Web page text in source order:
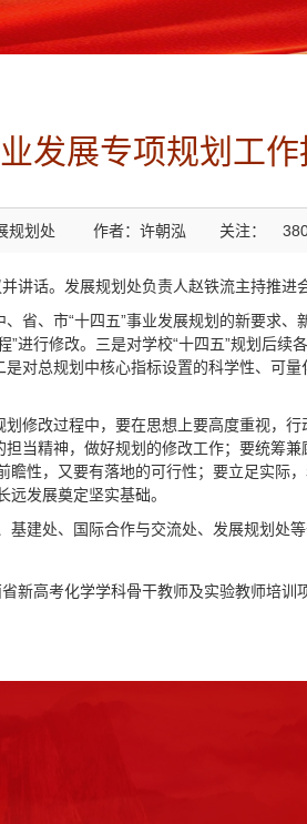
发展专项规划工
规划处 作者：许朝泓 关注：
讲话。发展规划处负责人赵铁流主持推进会
省、市“十四五”事业发展规划的新要求
进行修改。三是对学校“十四五”规划后
对总规划中核心指标设置的科学性、可
修改过程中，要在思想上要高度重视，行
当精神，做好规划的修改工作；要统筹
性，又要有落地的可行性；要立足实际
发展奠定坚实基础。
建处、国际合作与交流处、发展规划处
新高考化学学科骨干教师及实验教师培训